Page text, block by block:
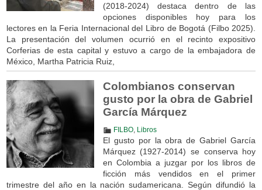
(2018-2024) destaca dentro de las
opciones disponibles hoy para los
lectores en la Feria Internacional del Libro de Bogotá (Filbo 2025).
La presentación del volumen ocurrió en el recinto expositivo
Corferias de esta capital y estuvo a cargo de la embajadora de
México, Martha Patricia Ruiz,
Colombianos conservan
gusto por la obra de Gabriel
García Márquez
FILBO, Libros
El gusto por la obra de Gabriel García
Márquez (1927-2014) se conserva hoy
en Colombia a juzgar por los libros de
ficción más vendidos en el primer
trimestre del año en la nación sudamericana. Según difundió la